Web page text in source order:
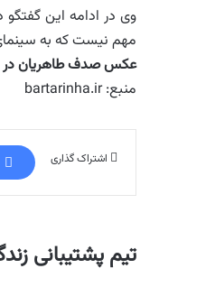
وی در ادامه این
مهم نیست که به
عکس صدف طاهریان در
منبع: bartarinha.ir
اشتراک گذاری
تیم پشتیبانی